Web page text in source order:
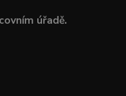
úřadě.